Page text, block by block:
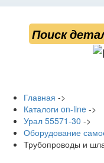
Главная ->
Каталоги on-line ->
Урал 55571-30 ->
Оборудование
Трубопроводы и